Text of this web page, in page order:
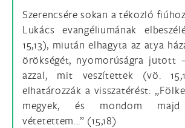
Szerencsére sokan a tékozló
Lukács evangéliumának
15,13), miután elhagyta az atya
örökségét, nyomorúságra jutott
azzal, mit veszítettek (vö.
elhatározzák a visszatérést:
megyek, és mondom
vétetettem...” (15,18)